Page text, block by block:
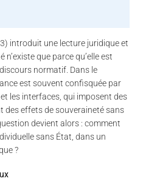
introduit une lecture juridique et
que parce qu’elle est
normatif. Dans le
est souvent confisquée par
les interfaces, qui imposent des
des effets de souveraineté sans
devient alors : comment
sans État, dans un
?